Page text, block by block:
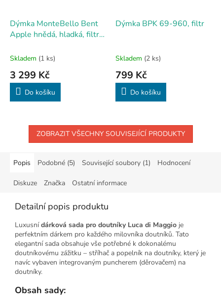
Dýmka MonteBello Bent
Apple hnědá, hladká, filtr
Skladem (1 ks)
3 299 Kč
Do košíku
Dýmka BPK 69-960, filtr
Skladem (2 ks)
799 Kč
Do košíku
ZOBRAZIT VŠECHNY SOUVISEJÍCÍ PRODUKTY
Popis Podobné (5) Související soubory (1) Hodnocení
Diskuze Značka Ostatní informace
Detailní popis produktu
Luxusnídárková sada pro doutníky Luca di Maggio je
perfektním dárkem pro každého milovníka doutníků. Tato
elegantní sada obsahuje vše potřebné k dokonalému
doutníkovému zážitku – stříhač a popelník na doutníky, který je
navíc vybaven integrovaným puncherem (děrovačem) na
doutníky.
Obsah sady: